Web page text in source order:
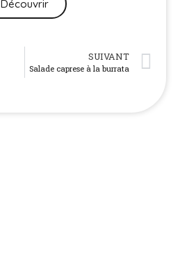
Découvrir
SUIVANT
Salade caprese à la burrata